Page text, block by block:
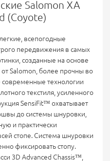
Salomon XA
(Coyote)
всепогодные
передвижения в самых
созданные на основе
Salomon, более прочны во
технологии
текстиля, усиленного
SensiFit™ охватывает
до системы шнуровки,
и практически
стопе. Система шнуровки
фиксировать стопу.
3D Advanced Chassis™,